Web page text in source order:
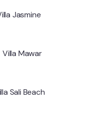
Jasmine
Villa Mawar
Sali Beach